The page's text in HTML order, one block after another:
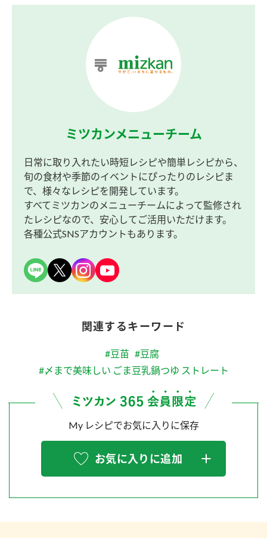
ミツカンメニューチーム
日常に取り入れたい時短レシピや簡単レシピから、
旬の食材や季節のイベントにぴったりのレシピま
で、様々なレシピを開発しています。
すべてミツカンのメニューチームによって監修され
たレシピなので、安心してご活用いただけます。
各種公式SNSアカウントもあります。
関連するキーワード
#豆苗 #豆腐
#〆まで美味しい ごま豆乳鍋つゆ ストレート
My レシピでお気に入りに保存
お気に入りに追加